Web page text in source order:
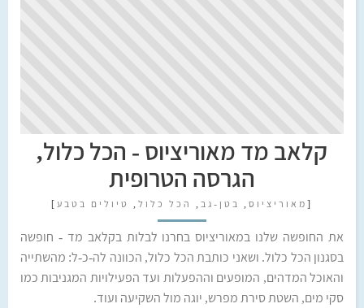
קלאב מד מאוריציוס - הכל כלול,
הגרסה הטרופית
[ מאוריציוס , בטן-גב , הכל כלול , טיולים בטבע ]
את החופשה שלנו במאוריציוס בחרנו לבלות בקלאב מד - חופשה
בסגנון הכל כלול. ושאני כותבת הכל כלול, הכוונה לה-כ-ל: מהשתייה
והאוכל המדהים, המופעים וההפעלות ועד הפעילויות המגניבות כמו
סקי מים, השטת סירת מפרש, יוגה מול השקיעה ועוד.